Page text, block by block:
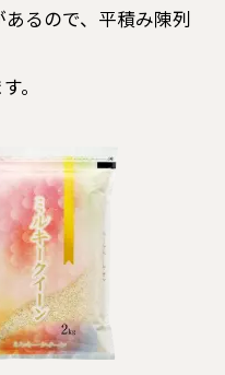
るので、平積み陳列
。